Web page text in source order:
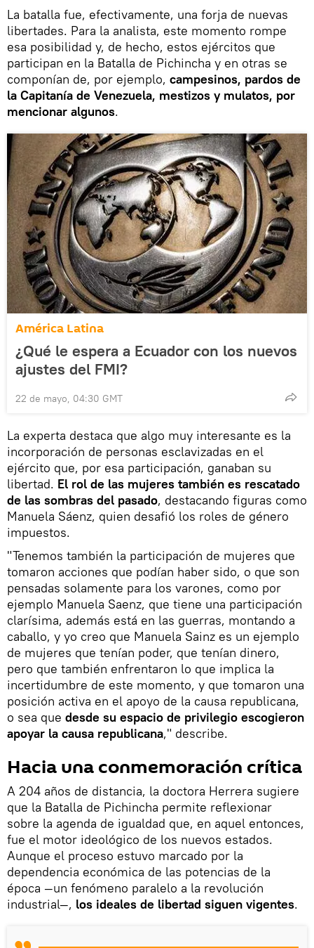
La batalla fue, efectivamente, una forja de nuevas
libertades. Para la analista, este momento rompe
esa posibilidad y, de hecho, estos ejércitos que
participan en la Batalla de Pichincha y en otras se
componían de, por ejemplo, campesinos, pardos de
la Capitanía de Venezuela, mestizos y mulatos, por
mencionar algunos.
América Latina
¿Qué le espera a Ecuador con los nuevos
ajustes del FMI?
22 de mayo, 04:30 GMT
La experta destaca que algo muy interesante es la
incorporación de personas esclavizadas en el
ejército que, por esa participación, ganaban su
libertad. El rol de las mujeres también es rescatado
de las sombras del pasado, destacando figuras como
Manuela Sáenz, quien desafió los roles de género
impuestos.
"Tenemos también la participación de mujeres que
tomaron acciones que podían haber sido, o que son
pensadas solamente para los varones, como por
ejemplo Manuela Saenz, que tiene una participación
clarísima, además está en las guerras, montando a
caballo, y yo creo que Manuela Sainz es un ejemplo
de mujeres que tenían poder, que tenían dinero,
pero que también enfrentaron lo que implica la
incertidumbre de este momento, y que tomaron una
posición activa en el apoyo de la causa republicana,
o sea que desde su espacio de privilegio escogieron
apoyar la causa republicana," describe.
Hacia una conmemoración crítica
A 204 años de distancia, la doctora Herrera sugiere
que la Batalla de Pichincha permite reflexionar
sobre la agenda de igualdad que, en aquel entonces,
fue el motor ideológico de los nuevos estados.
Aunque el proceso estuvo marcado por la
dependencia económica de las potencias de la
época —un fenómeno paralelo a la revolución
industrial—, los ideales de libertad siguen vigentes.